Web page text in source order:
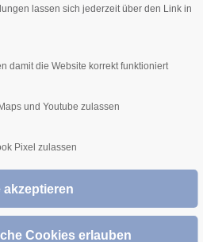
wenden Sie sich
&
lassen sich jederzeit über den Link in
damit die Website korrekt funktioniert
und Youtube zulassen
Pixel zulassen